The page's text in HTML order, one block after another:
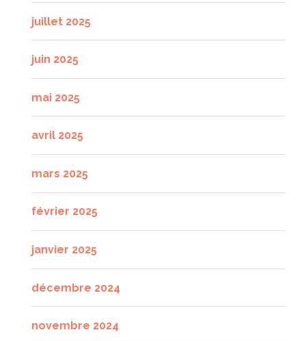
juillet 2025
juin 2025
mai 2025
avril 2025
mars 2025
février 2025
janvier 2025
décembre 2024
novembre 2024